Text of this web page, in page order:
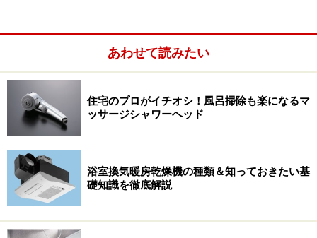
また、ミストは熱が身体に伝わりやすいので、発汗作用
を促し、適度な血行促進が期待できるとか。保温や保湿
あわせて読みたい
住宅のプロがイチオシ！風呂掃除も楽になるマ
ッサージシャワーヘッド
浴室換気暖房乾燥機の種類＆知っておきたい基
礎知識を徹底解説